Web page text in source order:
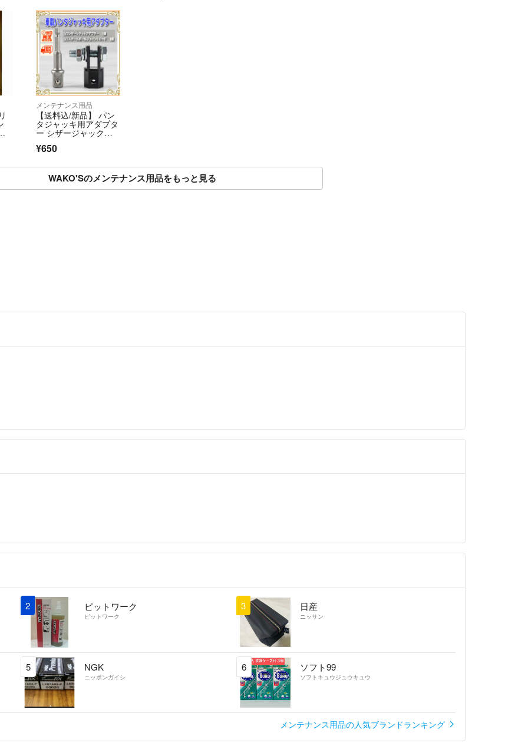
メンテナンス用品
【送料込/新品】 パン
タジャッキ用アダプタ
ー シザージャックア
ダプター ジャッキヘ
ルパー タイヤ交換 工
¥650
WAKO'Sのメンテナンス用品をもっと見る
2 ピットワーク
ピットワーク
3 日産
ニッサン
5 NGK
ニッポンガイシ
6 ソフト99
ソフトキュウジュウキュウ
メンテナンス用品の人気ブランドランキング